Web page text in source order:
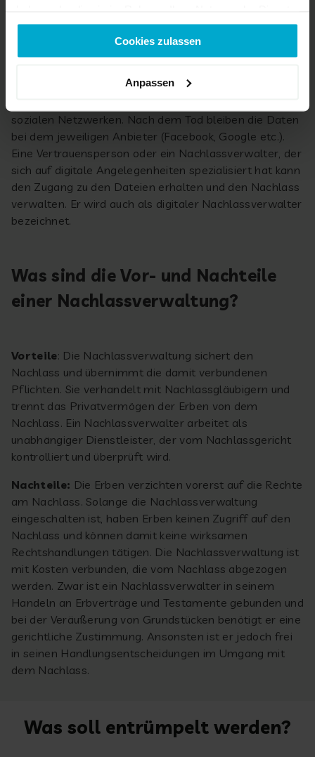
gesammelt haben.
Cookies zulassen
Anpassen
digitale Dateien, die bspw. in Clouds gespeichert sind,
sozialen Netzwerken. Nach dem Tod bleiben die Daten
bei dem jeweiligen Anbieter (Facebook, Google etc.).
Eine Vertrauensperson oder ein Nachlassverwalter, der
sich auf digitale Angelegenheiten spezialisiert hat kann
den Zugang zu den Dateien erhalten und den Nachlass
verwalten. Er wird auch als digitaler Nachlassverwalter
bezeichnet.
Was sind die Vor- und Nachteile
einer Nachlassverwaltung?
Vorteile: Die Nachlassverwaltung sichert den
Nachlass und übernimmt die damit verbundenen
Pflichten. Sie verhandelt mit Nachlassgläubigern und
trennt das Privatvermögen der Erben von dem
Nachlass. Ein Nachlassverwalter arbeitet als
unabhängiger Dienstleister, der vom Nachlassgericht
kontrolliert und überprüft wird.
Nachteile: Die Erben verzichten vorerst auf die Rechte
am Nachlass. Solange die Nachlassverwaltung
eingeschalten ist, haben Erben keinen Zugriff auf den
Nachlass und können damit keine wirksamen
Rechtshandlungen tätigen. Die Nachlassverwaltung ist
mit Kosten verbunden, die vom Nachlass abgezogen
werden. Zwar ist ein Nachlassverwalter in seinem
Handeln an Erbverträge und Testamente gebunden und
bei der Veräußerung von Grundstücken benötigt er eine
gerichtliche Zustimmung. Ansonsten ist er jedoch frei
in seinen Handlungsentscheidungen im Umgang mit
dem Nachlass.